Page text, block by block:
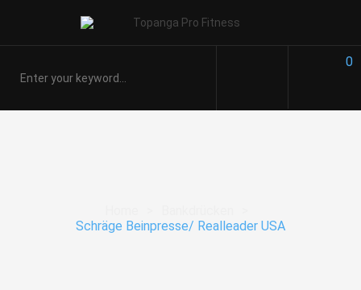
0
Schräge Beinpresse/ Realleader USA